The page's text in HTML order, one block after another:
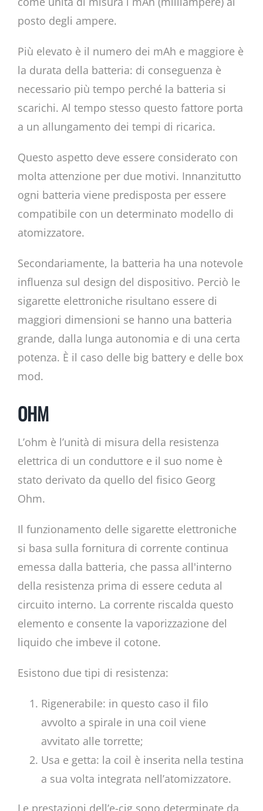
posto degli ampere.
Più elevato è il numero dei mAh e maggiore è
la durata della batteria: di conseguenza è
necessario più tempo perché la batteria si
scarichi. Al tempo stesso questo fattore porta
a un allungamento dei tempi di ricarica.
Questo aspetto deve essere considerato con
molta attenzione per due motivi. Innanzitutto
ogni batteria viene predisposta per essere
compatibile con un determinato modello di
atomizzatore.
Secondariamente, la batteria ha una notevole
influenza sul design del dispositivo. Perciò le
sigarette elettroniche risultano essere di
maggiori dimensioni se hanno una batteria
grande, dalla lunga autonomia e di una certa
potenza. È il caso delle big battery e delle box
mod.
OHM
L’ohm è l’unità di misura della resistenza
elettrica di un conduttore e il suo nome è
stato derivato da quello del fisico Georg
Ohm.
Il funzionamento delle sigarette elettroniche
si basa sulla fornitura di corrente continua
emessa dalla batteria, che passa all'interno
della resistenza prima di essere ceduta al
circuito interno. La corrente riscalda questo
elemento e consente la vaporizzazione del
liquido che imbeve il cotone.
Esistono due tipi di resistenza:
Rigenerabile: in questo caso il filo
avvolto a spirale in una coil viene
avvitato alle torrette;
Usa e getta: la coil è inserita nella testina
a sua volta integrata nell’atomizzatore.